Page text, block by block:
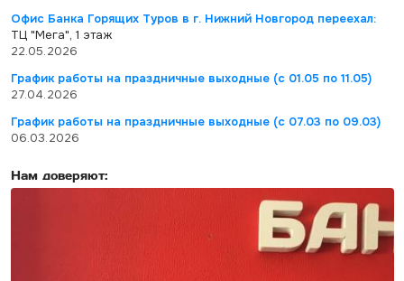
Офис Банка Горящих Туров в г. Нижний Новгород переехал:
ТЦ "Мега", 1 этаж
22.05.2026
График работы на праздничные выходные (с 01.05 по 11.05)
27.04.2026
График работы на праздничные выходные (с 07.03 по 09.03)
06.03.2026
Нам доверяют: